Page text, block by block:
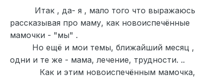
Итак , да- я , мало того что выражаюсь
рассказывая про маму, как новоиспечённые
мамочки - "мы" .
Но ещё и мои темы, ближайший месяц ,
одни и те же - мама, лечение, трудности. ..
Как и этим новоиспечённым мамочка,